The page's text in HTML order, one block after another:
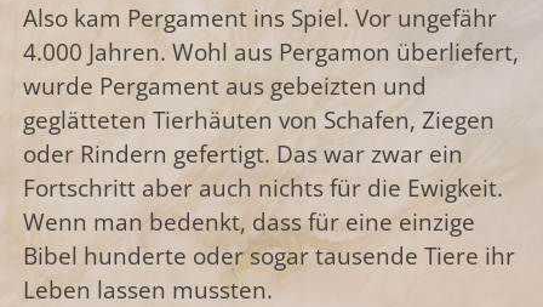
Also kam Pergament ins Spiel. Vor ungefähr
4.000 Jahren. Wohl aus Pergamon überliefert,
wurde Pergament aus gebeizten und
geglätteten Tierhäuten von Schafen, Ziegen
oder Rindern gefertigt. Das war zwar ein
Fortschritt aber auch nichts für die Ewigkeit.
Wenn man bedenkt, dass für eine einzige
Bibel hunderte oder sogar tausende Tiere ihr
Leben lassen mussten.